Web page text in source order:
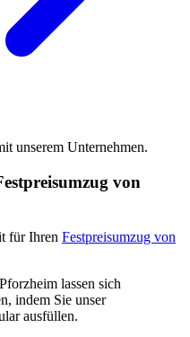
unserem Unternehmen.
von
für Ihren Festpreisumzug von
lassen sich
indem Sie unser
ausfüllen.